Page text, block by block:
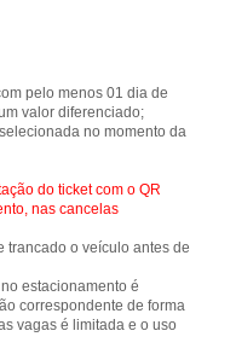
pelo menos 01 dia de
valor diferenciado;
no momento da
do ticket com o QR
nas cancelas
trancado o veículo antes de
estacionamento é
correspondente de forma
vagas é limitada e o uso